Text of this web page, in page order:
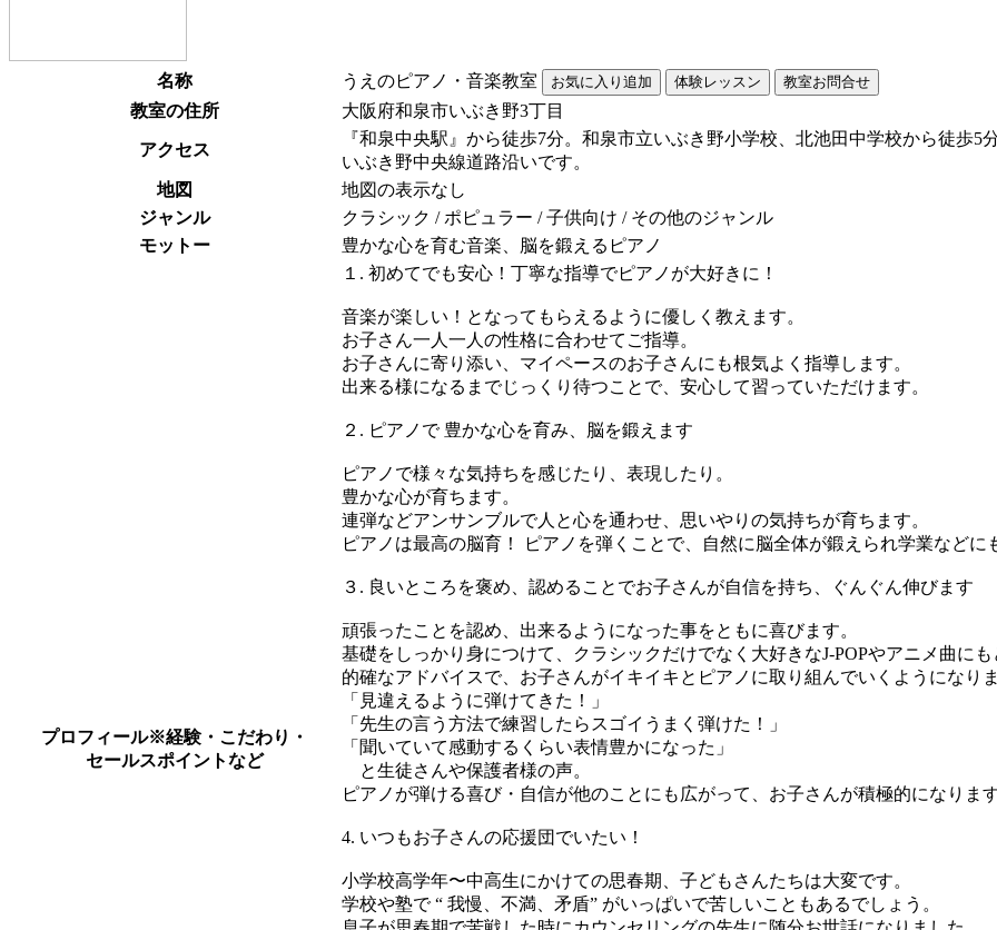
名称
うえのピアノ・音楽教室
教室の住所
大阪府和泉市いぶき野3丁目
アクセス
『和泉中央駅』から徒歩7分。和泉市立いぶき野小学校、北池田中学校から徒歩5分
いぶき野中央線道路沿いです。
地図
地図の表示なし
ジャンル
クラシック / ポピュラー / 子供向け / その他のジャンル
モットー
豊かな心を育む音楽、脳を鍛えるピアノ
プロフィール※経験・こだわり・
セールスポイントなど
１. 初めてでも安心！丁寧な指導でピアノが大好きに！
音楽が楽しい！となってもらえるように優しく教えます。
お子さん一人一人の性格に合わせてご指導。
お子さんに寄り添い、マイペースのお子さんにも根気よく指導します。
出来る様になるまでじっくり待つことで、安心して習っていただけます。
２. ピアノで 豊かな心を育み、脳を鍛えます
ピアノで様々な気持ちを感じたり、表現したり。
豊かな心が育ちます。
連弾などアンサンブルで人と心を通わせ、思いやりの気持ちが育ちます。
ピアノは最高の脳育！ ピアノを弾くことで、自然に脳全体が鍛えられ学業などに
３. 良いところを褒め、認めることでお子さんが自信を持ち、ぐんぐん伸びます
頑張ったことを認め、出来るようになった事をともに喜びます。
基礎をしっかり身につけて、クラシックだけでなく大好きなJ-POPやアニメ曲にも
的確なアドバイスで、お子さんがイキイキとピアノに取り組んでいくようになりま
「見違えるように弾けてきた！」
「先生の言う方法で練習したらスゴイうまく弾けた！」
「聞いていて感動するくらい表情豊かになった」
と生徒さんや保護者様の声。
ピアノが弾ける喜び・自信が他のことにも広がって、お子さんが積極的になります
4. いつもお子さんの応援団でいたい！
小学校高学年〜中高生にかけての思春期、子どもさんたちは大変です。
学校や塾で “ 我慢、不満、矛盾” がいっぱいで苦しいこともあるでしょう。